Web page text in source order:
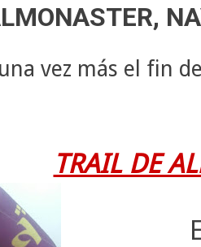
vez más el fin
TRAIL DE